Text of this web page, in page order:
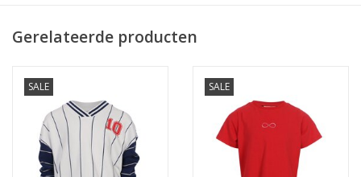
Gerelateerde producten
SALE SALE